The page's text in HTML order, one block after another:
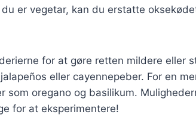
er vegetar, kan du erstatte
for at gøre retten mildere eller
eller cayennepeber. For en
som oregano og basilikum.
for at eksperimentere!